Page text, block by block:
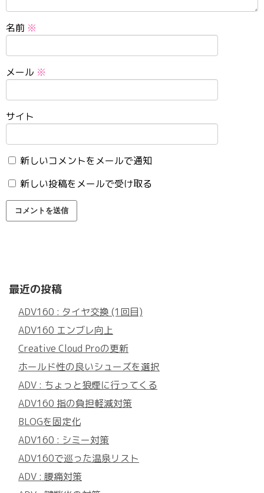
名前 ※
メール ※
サイト
新しいコメントをメールで通知
新しい投稿をメールで受け取る
最近の投稿
ADV160 : タイヤ交換 (1回目)
ADV160 エンブレ向上
Creative Cloud Proの更新
ホールド性の良いシューズを選択
ADV : ちょっと狼煙に行ってくる
ADV160 指の負担軽減対策
BLOGを固定化
ADV160 : シミー対策
ADV160で巡った温泉リスト
ADV : 腰痛対策